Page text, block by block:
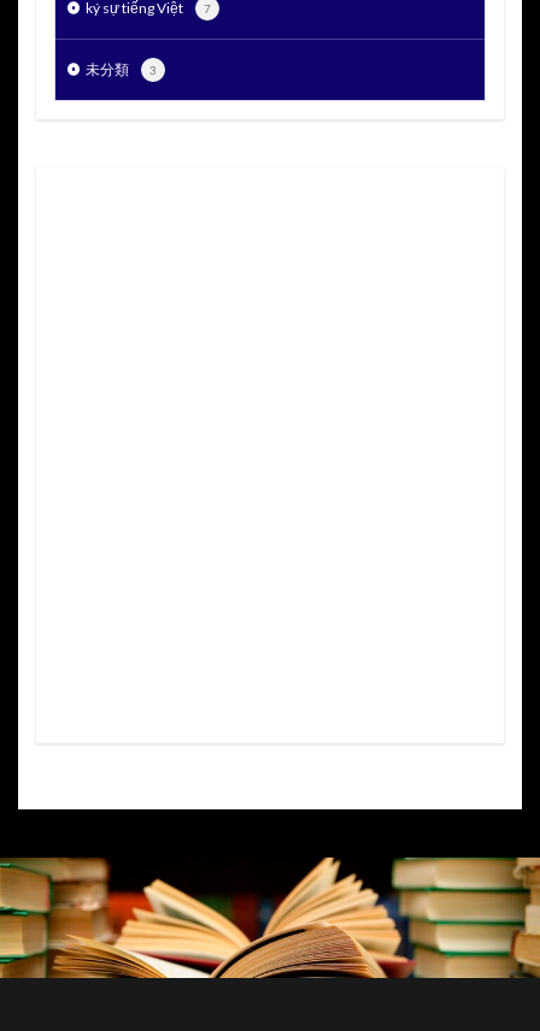
ký sự tiếng Việt 7
未分類 3